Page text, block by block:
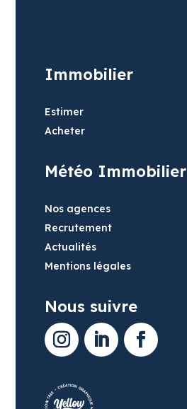
Immobilier
Estimer
Acheter
Météo Immobilier
Nos agences
Recrutement
Actualités
Mentions légales
Nous suivre